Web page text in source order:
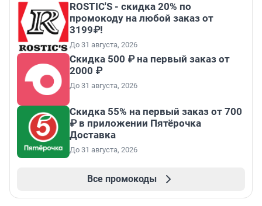
ROSTIC'S - скидка 20% по
промокоду на любой заказ от
3199₽!
До 31 августа, 2026
Скидка 500 ₽ на первый заказ от
2000 ₽
До 31 августа, 2026
Скидка 55% на первый заказ от 700
₽ в приложении Пятёрочка
Доставка
До 31 августа, 2026
Все промокоды